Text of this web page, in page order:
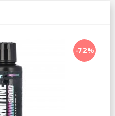
-7.2%